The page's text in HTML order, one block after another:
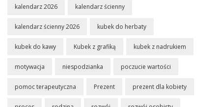
kalendarz 2026 kalendarz ścienny
kalendarz ścienny 2026 kubek do herbaty
kubek do kawy Kubek z grafiką kubek z nadrukiem
motywacja niespodzianka poczucie wartości
pomoc terapeutyczna Prezent prezent dla kobiety